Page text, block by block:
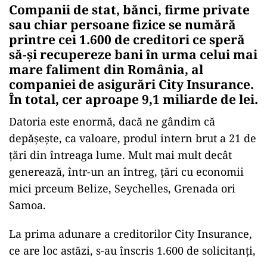
Companii de stat, bănci, firme private
sau chiar persoane fizice se numără
printre cei 1.600 de creditori ce speră
să-și recupereze bani în urma celui mai
mare faliment din România, al
companiei de asigurări City Insurance.
În total, cer aproape 9,1 miliarde de lei.
Datoria este enormă, dacă ne gândim că
depășește, ca valoare, produl intern brut a 21 de
țări din întreaga lume. Mult mai mult decât
generează, într-un an întreg, țări cu economii
mici prceum Belize, Seychelles, Grenada ori
Samoa.
La prima adunare a creditorilor City Insurance,
ce are loc astăzi, s-au înscris 1.600 de solicitanți,